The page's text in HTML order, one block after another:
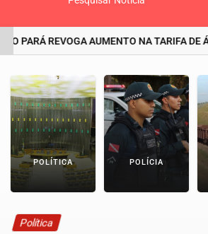
Pesquisar Notícia
PARÁ REVOGA AUMENTO NA TARIFA DE
POLÍTICA POLÍCIA
Política